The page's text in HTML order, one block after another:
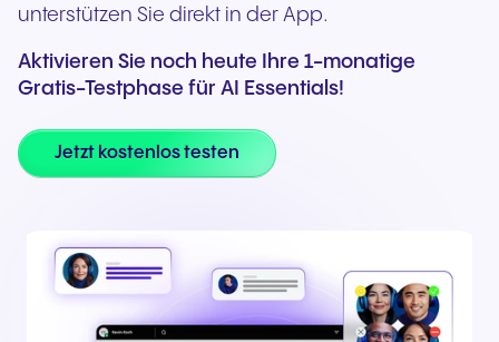
unterstützen Sie direkt in der App.
Aktivieren Sie noch heute Ihre 1-monatige
Gratis-Testphase für AI Essentials!
Jetzt kostenlos testen